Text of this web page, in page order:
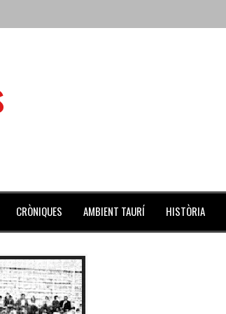
de julio repleto de actividades
Coliseo Balear
CRÒNIQUES AMBIENT TAURÍ HISTÒRIA